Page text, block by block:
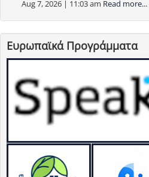
Aug 7, 2026 | 11:03 am Read more...
Ευρωπαϊκά Προγράμματα